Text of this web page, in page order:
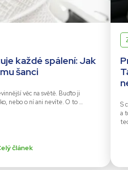
každé spálení: Jak
šanci
věc na světě. Buďto ji
nebo o ní ani nevíte. O to …
článek
S
a